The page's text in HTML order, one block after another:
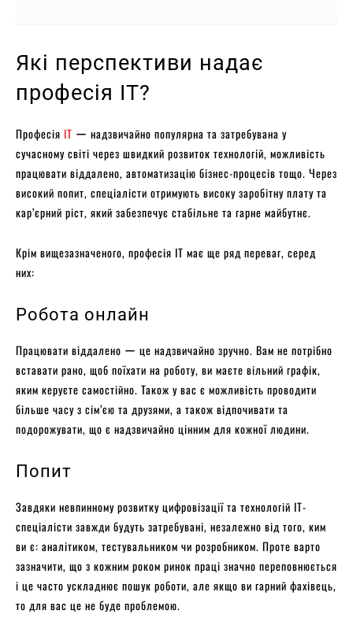
Які перспективи надає
професія IT?
Професія IT ー надзвичайно популярна та затребувана у
сучасному світі через швидкий розвиток технологій, можливість
працювати віддалено, автоматизацію бізнес-процесів тощо. Через
високий попит, спеціалісти отримують високу заробітну плату та
кар’єрний ріст, який забезпечує стабільне та гарне майбутнє.
Крім вищезазначеного, професія IT має ще ряд переваг, серед
них:
Робота онлайн
Працювати віддалено ー це надзвичайно зручно. Вам не потрібно
вставати рано, щоб поїхати на роботу, ви маєте вільний графік,
яким керуєте самостійно. Також у вас є можливість проводити
більше часу з сім’єю та друзями, а також відпочивати та
подорожувати, що є надзвичайно цінним для кожної людини.
Попит
Завдяки невпинному розвитку цифровізації та технологій IT-
спеціалісти завжди будуть затребувані, незалежно від того, ким
ви є: аналітиком, тестувальником чи розробником. Проте варто
зазначити, що з кожним роком ринок праці значно переповнюється
і це часто ускладнює пошук роботи, але якщо ви гарний фахівець,
то для вас це не буде проблемою.